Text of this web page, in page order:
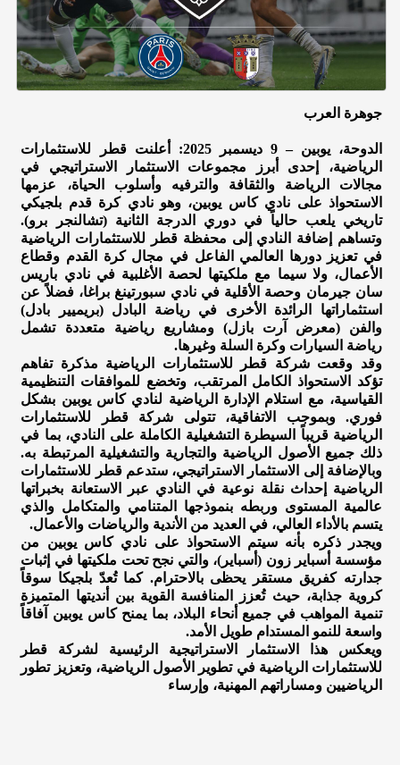
جوهرة العرب
الدوحة، يوبين – 9 ديسمبر 2025: أعلنت قطر للاستثمارات
الرياضية، إحدى أبرز مجموعات الاستثمار الاستراتيجي في
مجالات الرياضة والثقافة والترفيه وأسلوب الحياة، عزمها
الاستحواذ على نادي كاس يوبين، وهو نادي كرة قدم بلجيكي
تاريخي يلعب حالياً في دوري الدرجة الثانية (تشالنجر برو).
وتساهم إضافة النادي إلى محفظة قطر للاستثمارات الرياضية
في تعزيز دورها العالمي الفاعل في مجال كرة القدم وقطاع
الأعمال، ولا سيما مع ملكيتها لحصة الأغلبية في نادي باريس
سان جيرمان وحصة الأقلية في نادي سبورتينغ براغا، فضلاً عن
استثماراتها الرائدة الأخرى في رياضة البادل (بريميير بادل)
والفن (معرض آرت بازل) ومشاريع رياضية متعددة تشمل
رياضة السيارات وكرة السلة وغيرها.
وقد وقعت شركة قطر للاستثمارات الرياضية مذكرة تفاهم
تؤكد الاستحواذ الكامل المرتقب، وتخضع للموافقات التنظيمية
القياسية، مع استلام الإدارة الرياضية لنادي كاس يوبين بشكل
فوري. وبموجب الاتفاقية، تتولى شركة قطر للاستثمارات
الرياضية قريباً السيطرة التشغيلية الكاملة على النادي، بما في
ذلك جميع الأصول الرياضية والتجارية والتشغيلية المرتبطة به.
وبالإضافة إلى الاستثمار الاستراتيجي، ستدعم قطر للاستثمارات
الرياضية إحداث نقلة نوعية في النادي عبر الاستعانة بخبراتها
عالمية المستوى وربطه بنموذجها المتنامي والمتكامل والذي
يتسم بالأداء العالي، في العديد من الأندية والرياضات والأعمال.
ويجدر ذكره بأنه سيتم الاستحواذ على نادي كاس يوبين من
مؤسسة أسباير زون (أسباير)، والتي نجح تحت ملكيتها في إثبات
جدارته كفريق مستقر يحظى بالاحترام. كما تُعدّ بلجيكا سوقاً
كروية جذابة، حيث تُعزز المنافسة القوية بين أنديتها المتميزة
تنمية المواهب في جميع أنحاء البلاد، بما يمنح كاس يوبين آفاقاً
واسعة للنمو المستدام طويل الأمد.
ويعكس هذا الاستثمار الاستراتيجية الرئيسية لشركة قطر
للاستثمارات الرياضية في تطوير الأصول الرياضية، وتعزيز تطور
الرياضيين ومساراتهم المهنية، وإرساء